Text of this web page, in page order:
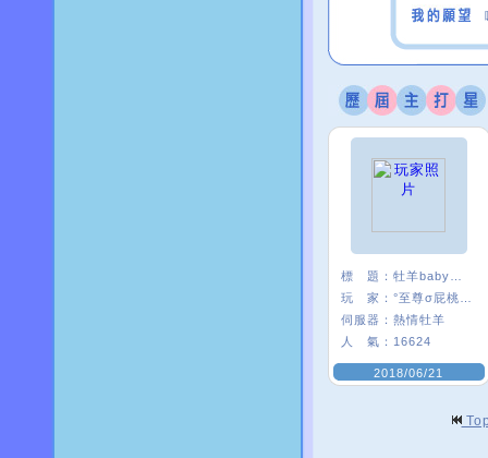
標 題：
玩 家：
伺服器： 熱情牡羊
人 氣： 16624
2018/06/21